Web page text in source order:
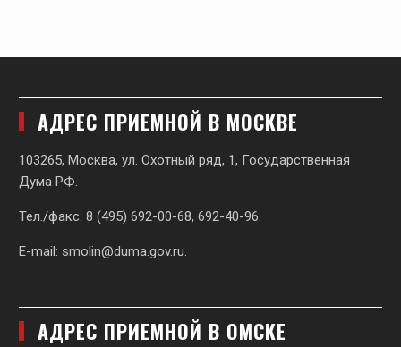
АДРЕС ПРИЕМНОЙ В МОСКВЕ
103265, Москва, ул. Охотный ряд, 1, Государственная
Дума РФ.
Тел./факс: 8 (495) 692-00-68, 692-40-96.
E-mail: smolin@duma.gov.ru.
АДРЕС ПРИЕМНОЙ В ОМСКЕ